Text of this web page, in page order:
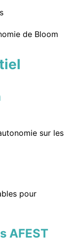
de Bloom
sur les
pour
AFEST